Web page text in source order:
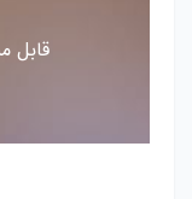
قابل